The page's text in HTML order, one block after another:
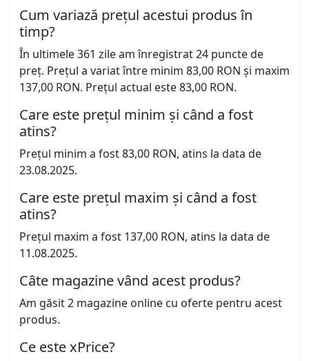
Cum variază prețul acestui produs în
timp?
În ultimele 361 zile am înregistrat 24 puncte de
preț. Prețul a variat între minim 83,00 RON și maxim
137,00 RON. Prețul actual este 83,00 RON.
Care este prețul minim și când a fost
atins?
Prețul minim a fost 83,00 RON, atins la data de
23.08.2025.
Care este prețul maxim și când a fost
atins?
Prețul maxim a fost 137,00 RON, atins la data de
11.08.2025.
Câte magazine vând acest produs?
Am găsit 2 magazine online cu oferte pentru acest
produs.
Ce este xPrice?